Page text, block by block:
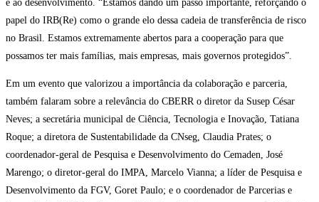
e ao desenvolvimento. “Estamos dando um passo importante, reforçando o
papel do IRB(Re) como o grande elo dessa cadeia de transferência de risco
no Brasil. Estamos extremamente abertos para a cooperação para que
possamos ter mais famílias, mais empresas, mais governos protegidos”.
Em um evento que valorizou a importância da colaboração e parceria,
também falaram sobre a relevância do CBERR o diretor da Susep César
Neves; a secretária municipal de Ciência, Tecnologia e Inovação, Tatiana
Roque; a diretora de Sustentabilidade da CNseg, Claudia Prates; o
coordenador-geral de Pesquisa e Desenvolvimento do Cemaden, José
Marengo; o diretor-geral do IMPA, Marcelo Vianna; a líder de Pesquisa e
Desenvolvimento da FGV, Goret Paulo; e o coordenador de Parcerias e